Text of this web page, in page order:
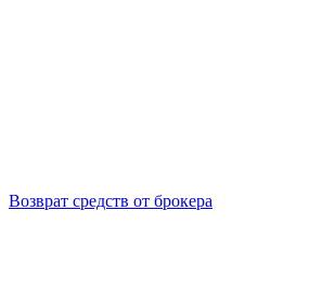
Возврат средств от брокера